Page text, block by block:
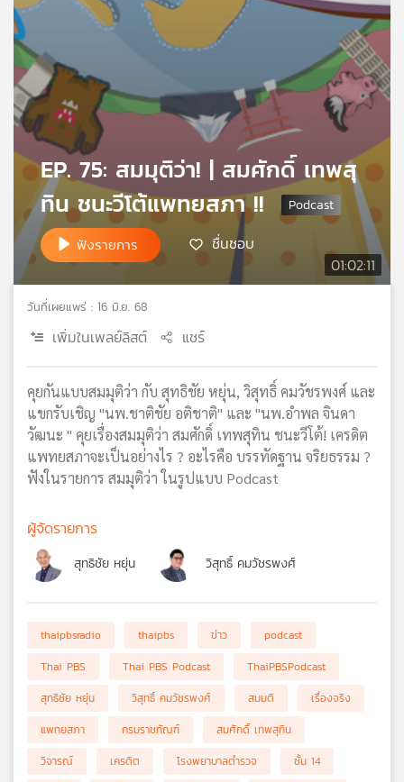
เกี่ยว
กับ
เรา
เครือ
ข่าย
วิทยุ
ไทย
บี
เอส
แผนที่
เครือ
01:02:11
EP. 75: สมมุติว่า! | สมศักดิ์ เทพสุ
ทิน ชนะวีโต้แพทยสภา !!
ฟังรายการ ชื่นชอบ
วันที่เผยแพร่ : 16 มิ.ย. 68
เพิ่มในเพลย์ลิสต์ แชร์
คุยกันแบบสมมุติว่า กับ สุทธิชัย หยุ่น, วิสุทธิ์ คมวัชรพงศ์ และ
แขกรับเชิญ "นพ.ชาติชัย อติชาติ" และ "นพ.อำพล จินดา
วัฒนะ " คุยเรื่องสมมุติว่า สมศักดิ์ เทพสุทิน ชนะวีโต้! เครดิต
แพทยสภาจะเป็นอย่างไร ? อะไรคือ บรรทัดฐาน จริยธรรม ?
ฟังในรายการ สมมุติว่า ในรูปแบบ Podcast
ผู้จัดรายการ
สุทธิชัย หยุ่น วิสุทธิ์ คมวัชรพงศ์
thaipbsradio thaipbs ข่าว
podcast
Thai PBS
Thai PBS Podcast
ThaiPBSPodcast
สุทธิชัย หยุ่น
วิสุทธิ์ คมวัชรพงศ์ สมมติ
เรื่องจริง
แพทยสภา
กรมราชทัณฑ์
สมศักดิ์ เทพสุทิน
วิจารณ์
เครดิต โรงพยาบาลตำรวจ
ชั้น 14